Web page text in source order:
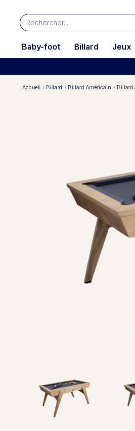
Baby-foot Billard Jeux
Accueil Billard Billard Américain Billard